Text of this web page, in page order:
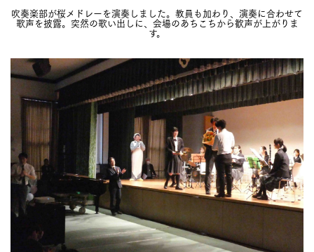
吹奏楽部が桜メドレーを演奏しました。教員も加わり、演奏に合わせて
歌声を披露。突然の歌い出しに、会場のあちこちから歓声が上がりま
す。